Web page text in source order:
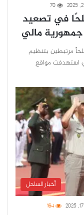
70
ومقتل 80 مسلحًا في تصعيد
مالي
المسلحة المالية أنها قتلت 80 مسلحاً مرتبطين بتنظيم
استهدفت مواقع
أخبار الساحل
164